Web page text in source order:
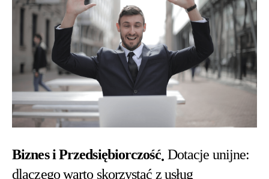
Biznes i Przedsiębiorczość Dotacje unijne:
dlaczego warto skorzystać z usług